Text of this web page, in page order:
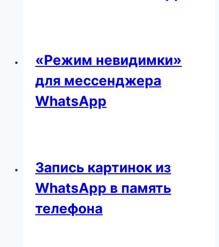
«Режим невидимки»
для мессенджера
WhatsApp
Запись картинок из
WhatsApp в память
телефона